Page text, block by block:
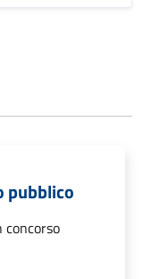
pubblico
concorso